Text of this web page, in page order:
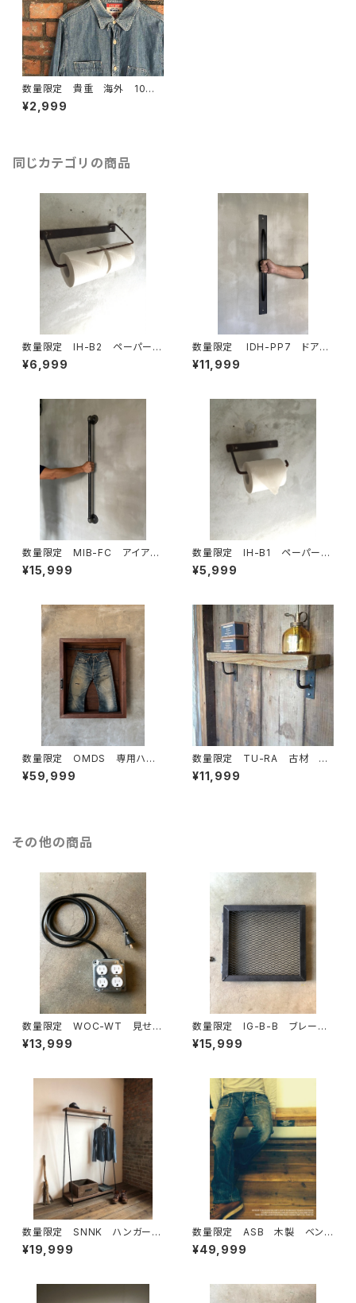
数量限定 貴重 海外 10個/
1SET～ レンガブロック レン
ガ ブロック リフォーム リノ
¥2,999
同じカテゴリの商品
数量限定 IH-B2 ペーパーホ
ルダー キッチンペーパー トイレ
ットペーパー アイアン ビス付
¥6,999
数量限定 IDH-PP7 ドアノ
ブ 70cm 取手 ドアハンド
ル アイアン インダストリア
¥11,999
数量限定 MIB-FC アイアン
バー ガス管 ドアノブ ハン
ドル 取手 ランドリールー
¥15,999
数量限定 IH-B1 ペーパーホ
ルダー キッチンペーパー トイレ
ットペーパー アイアン 鉄製 イ
¥5,999
数量限定 OMDS 専用ハン
ガー付き ディスプレイ 古
材 ガラスケース ショーケー
¥59,999
数量限定 TU-RA 古材 ア
イアン 棚受け 棚板 ブラケ
ット インダストリアル 花台
¥11,999
その他の商品
数量限定 WOC-WT 見せる
延長コード コンセント 本体＋
カバーセット （ホワイト）延長コ
¥13,999
数量限定 IG-B-B ブレーカ
ー カバー ガード インダス
トリアル アイアン 通気口
¥15,999
数量限定 SNNK ハンガーラ
ック アイアン 古材 インダ
ストリアル アイアン家具 ディ
¥19,999
数量限定 ASB 木製 ベン
チ 古材 椅子 花台 チェア
ー アンティーク ダイニング ウ
¥49,999